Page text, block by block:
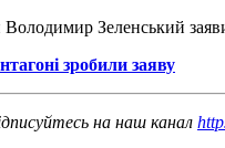
Зеленський
зробили заяву
на наш канал